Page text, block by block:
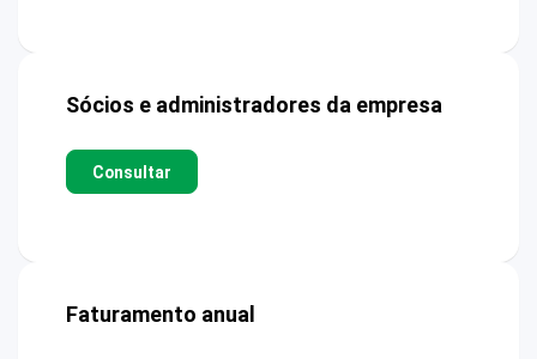
Sócios e administradores da empresa
Consultar
Faturamento anual